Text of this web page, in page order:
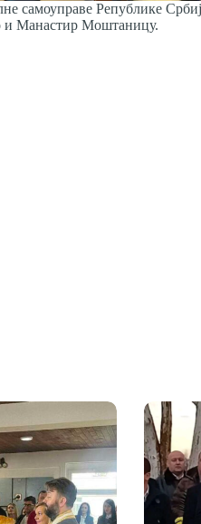
самоуправе Републике
и Манастир Моштаницу.